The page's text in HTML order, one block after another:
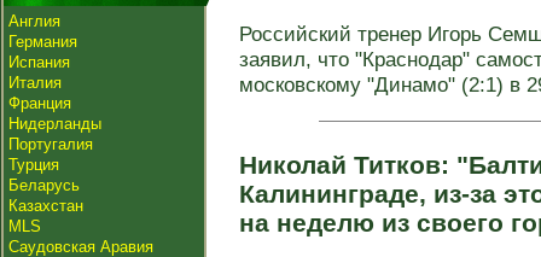
Англия
Германия
Испания
Италия
Франция
Нидерланды
Португалия
Турция
Беларусь
Казахстан
MLS
Саудовская Аравия
Российский тренер Игорь
заявил, что "Краснодар"
московскому "Динамо" (2:1) в
Николай Титков:
Калининграде, из-за
на неделю из своего